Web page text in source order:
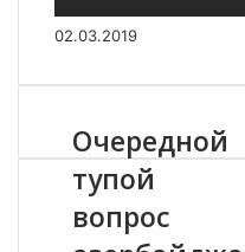
02.03.2019
О
ч
е
р
е
Очередной
тупой
вопрос